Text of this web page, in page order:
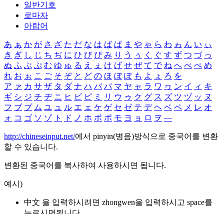
일반기호
로마자
아랍어
あ ぁ か が さ ざ た だ な は ば ぱ ま や ゃ ら わ ゎ ん い ぃ
き ぎ し じ ち ぢ に ひ び ぴ み り う ぅ く ぐ す ず つ づ っ
ぬ ふ ぶ ぷ む ゆ ゅ る え ぇ け げ せ ぜ て で ね へ べ ぺ め
れ お ぉ こ ご そ ぞ と ど の ほ ぼ ぽ も よ ょ ろ を
ア ァ カ サ ザ タ ダ ナ ハ バ パ マ ヤ ャ ラ ワ ヮ ン イ ィ キ
ギ シ ジ チ ヂ ニ ヒ ビ ピ ミ リ ウ ゥ ク グ ス ズ ツ ヅ ッ ヌ
フ ブ プ ム ユ ュ ル エ ェ ケ ゲ セ ゼ テ デ ヘ ベ ペ メ レ オ
ォ コ ゴ ソ ゾ ト ド ノ ホ ボ ポ モ ヨ ョ ロ ヲ ―
http://chineseinput.net/에서 pinyin(병음)방식으로 중국어를 변환
할 수 있습니다.
변환된 중국어를 복사하여 사용하시면 됩니다.
예시)
中文 을 입력하시려면 zhongwen을 입력하시고 space를